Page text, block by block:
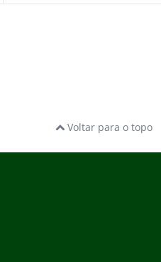
Voltar para o topo